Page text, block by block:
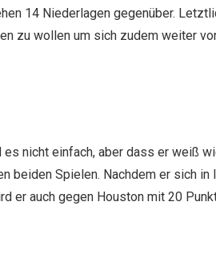
14 Niederlagen gegenüber.
zu wollen um sich zudem weiter
nicht einfach, aber dass er weiß
beiden Spielen. Nachdem er sich in
er auch gegen Houston mit 20